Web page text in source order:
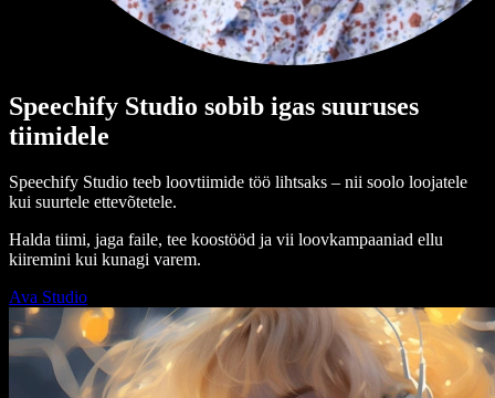
Speechify Studio sobib igas suuruses
tiimidele
Speechify Studio teeb loovtiimide töö lihtsaks – nii soolo loojatele
kui suurtele ettevõtetele.
Halda tiimi, jaga faile, tee koostööd ja vii loovkampaaniad ellu
kiiremini kui kunagi varem.
Ava Studio